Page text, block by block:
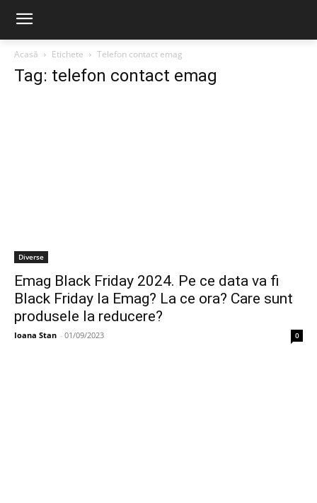
Acasă Etichete Telefon contact emag
Tag: telefon contact emag
Diverse
Emag Black Friday 2024. Pe ce data va fi
Black Friday la Emag? La ce ora? Care sunt
produsele la reducere?
Ioana Stan - 01/09/2023 0